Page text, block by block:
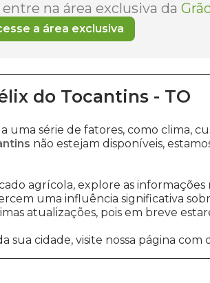
na área exclusiva da
a área exclusiva
do Tocantins - TO
uma série de fatores, como clima,
não estejam disponíveis,
agrícola, explore as
uma influência significativa
atualizações, pois em breve
sua cidade, visite nossa página com